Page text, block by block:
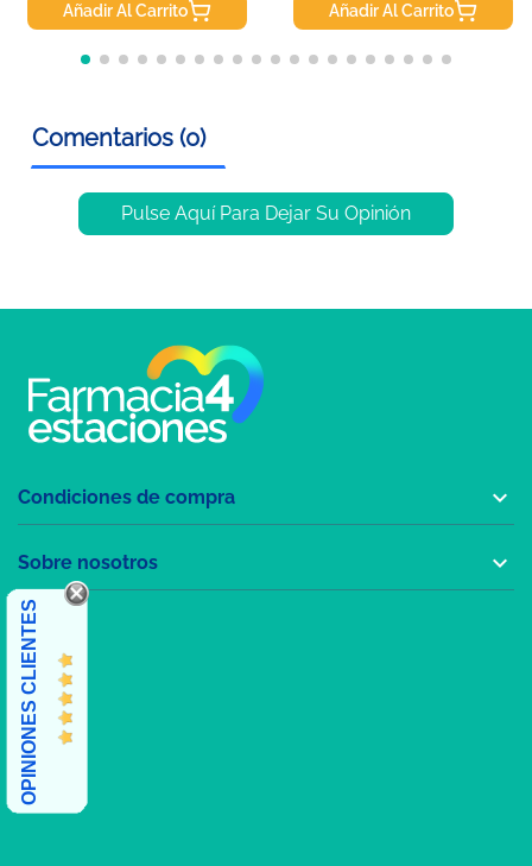
Añadir Al Carrito Añadir Al Carrito
Comentarios (0)
Pulse Aquí Para Dejar Su Opinión
Condiciones de compra 
Sobre nosotros 
OPINIONES CLIENTES